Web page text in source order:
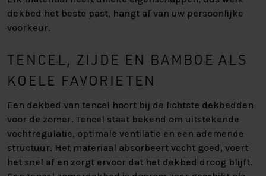
dekbed het beste past, hangt af van uw persoonlijke
voorkeur.
TENCEL, ZIJDE EN BAMBOE ALS
KOELE FAVORIETEN
Een dekbed van tencel hoort bij de lichtste dekbedden
voor de zomer. Tencel staat bekend om uitstekende
vochtregulatie, optimale ventilatie en een ademende
structuur. Het materiaal absorbeert vocht goed, voert
het snel af en zorgt ervoor dat het dekbed droog blijft.